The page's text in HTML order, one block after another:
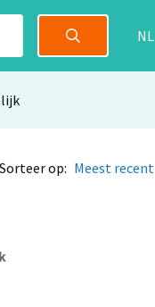
NL
Sorteer op: Meest recent